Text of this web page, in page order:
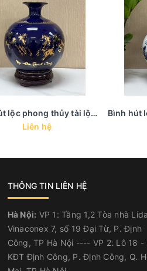
Bình hút lộc phong thủy tài lộc trưng bày in họa tiết vàng kim - BHL 38
Liên hệ
THÔNG TIN LIÊN HỆ
Hà Nội: VP 1: Tầng 1,2 Tòa nhà
Vinaconex 7, số 19 Đại Từ, P. Định
Công, TP Hà Nội ---- VP 2: Lô 18 -
KĐT Định Công, P. Định Công, Q.